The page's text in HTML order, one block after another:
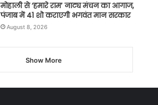
मोहाली से ‘हमारे राम’ नाट्य मंचन का आगाज,
पंजाब में 41 शो कराएगी भगवंत मान सरकार
August 8, 2026
Show More